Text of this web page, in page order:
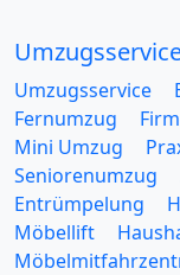
Umzugsservice
Fernumzug
Mini Umzug
Seniorenumzug
Entrümpelung
Möbellift